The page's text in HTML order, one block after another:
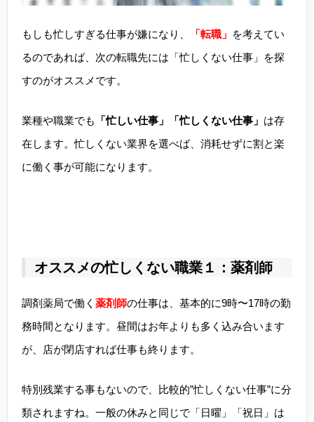
もしも忙しすぎる仕事が嫌になり、 「転職」 を考えてい
るのであれば、次の転職先には「忙しくない仕事」を探
すのがオススメです。
業種や職業でも 「忙しい仕事」「忙しくない仕事」 は存
在します。忙しくない業界を選べば、消耗せずに割と楽
に働く事が可能になります。
オススメの忙しくない職業１：薬剤師
調剤薬局で働く 薬剤師の仕事は、基本的に9時〜17時の勤
務時間となります。昼間はお年よりも多く込み合います
が、店が閉店すれば仕事も終ります。
特別残業する事もないので、比較的”忙しくない仕事”に分
類されますね。一般の休みと同じで「日曜」「祝日」は